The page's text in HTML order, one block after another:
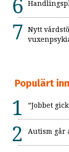
Nytt
Populärt
”Jobbet
Autism går